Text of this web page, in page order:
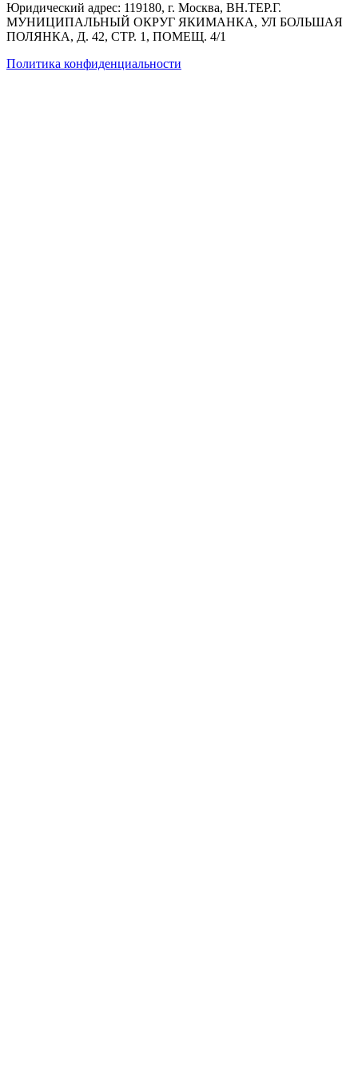
Юридический адрес: 119180, г. Москва, ВН.ТЕР.Г.
МУНИЦИПАЛЬНЫЙ ОКРУГ ЯКИМАНКА, УЛ БОЛЬШАЯ
ПОЛЯНКА, Д. 42, СТР. 1, ПОМЕЩ. 4/1
Политика конфиденциальности